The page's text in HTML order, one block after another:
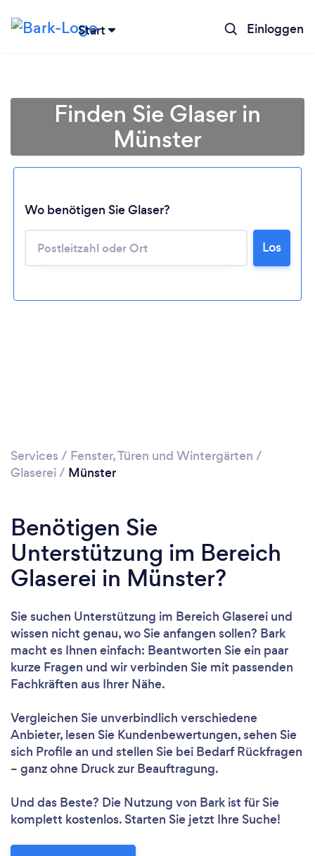
Start Einloggen
Bitte warten ...
Finden Sie Glaser in
Münster
Wo benötigen Sie Glaser?
Los
Services / Fenster, Türen und Wintergärten /
Glaserei/ Münster
Benötigen Sie
Unterstützung im Bereich
Glaserei in Münster?
Sie suchen Unterstützung im Bereich Glaserei und
wissen nicht genau, wo Sie anfangen sollen? Bark
macht es Ihnen einfach: Beantworten Sie ein paar
kurze Fragen und wir verbinden Sie mit passenden
Fachkräften aus Ihrer Nähe.
Vergleichen Sie unverbindlich verschiedene
Anbieter, lesen Sie Kundenbewertungen, sehen Sie
sich Profile an und stellen Sie bei Bedarf Rückfragen
– ganz ohne Druck zur Beauftragung.
Und das Beste? Die Nutzung von Bark ist für Sie
komplett kostenlos. Starten Sie jetzt Ihre Suche!